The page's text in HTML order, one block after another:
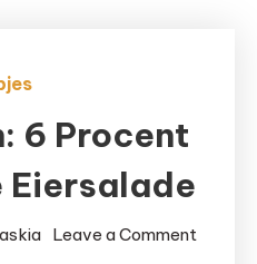
6 Procent
Eiersalade
Leave a Comment